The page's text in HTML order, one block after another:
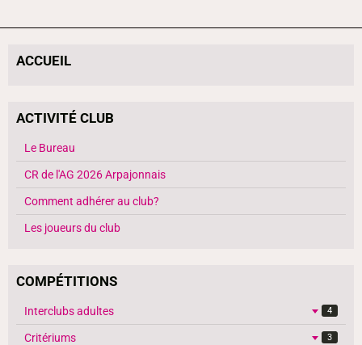
ACCUEIL
ACTIVITÉ CLUB
Le Bureau
CR de l'AG 2026 Arpajonnais
Comment adhérer au club?
Les joueurs du club
COMPÉTITIONS
Interclubs adultes 4
Critériums 3